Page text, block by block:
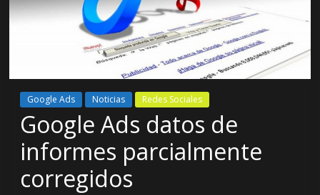
Google Ads Noticias Redes Sociales
Google Ads datos de
informes parcialmente
corregidos